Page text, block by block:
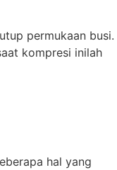
permukaan busi.
kompresi inilah
hal yang